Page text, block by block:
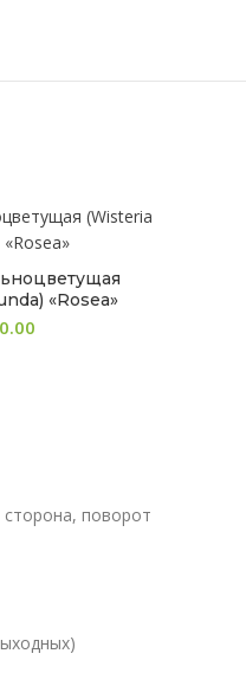
«Rosea»
поворот